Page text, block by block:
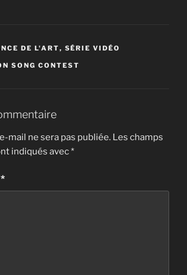
DE L'ART, SÉRIE VIDÉO
SONG CONTEST
mail ne sera pas publiée. Les champs
indiqués avec*
*